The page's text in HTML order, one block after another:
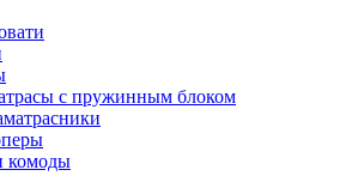
с пружинным блоком
комоды